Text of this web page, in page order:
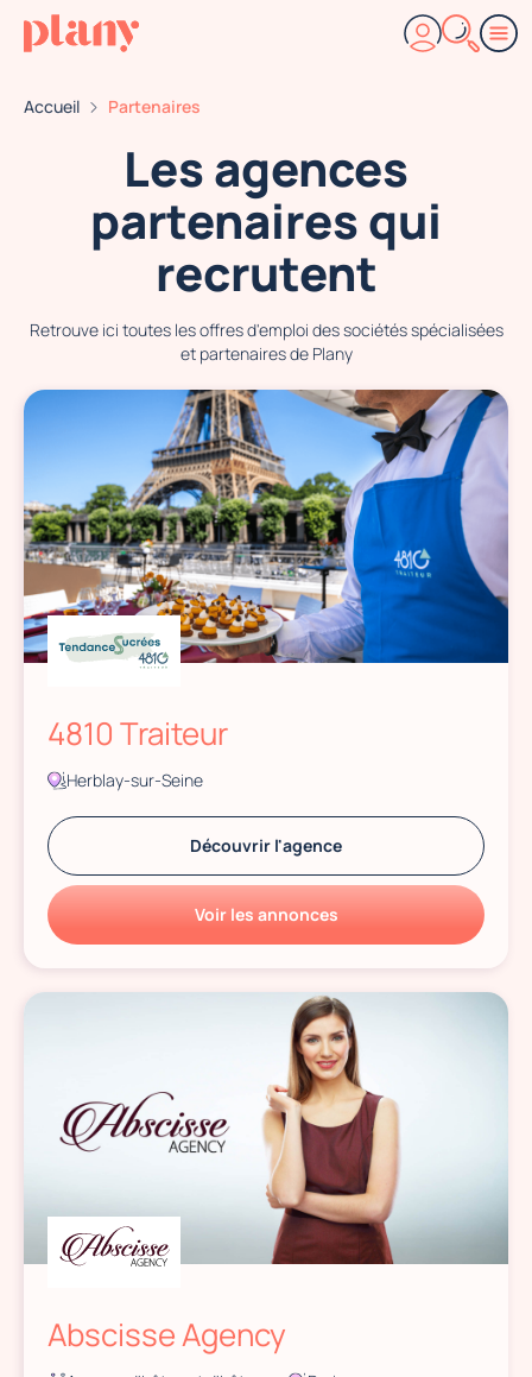
Accueil Partenaires
Les agences
partenaires qui
recrutent
Retrouve ici toutes les offres d'emploi des sociétés spécialisées
et partenaires de Plany
4810 Traiteur
Herblay-sur-Seine
Découvrir l'agence
Voir les annonces
Abscisse Agency